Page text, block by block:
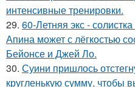
интенсивные тренировки.
29. 60-Летняя экс -
Апина может с лёгкостью
Бейонсе и Джей Ло.
30. Суини пришлось
кругленькую сумму, чтобы